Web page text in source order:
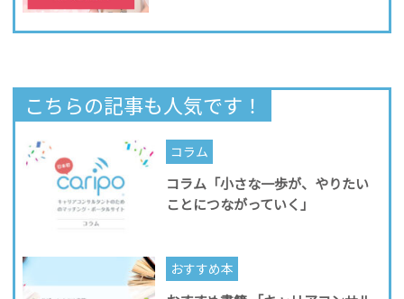
こちらの記事も人気です！
コラム
コラム「小さな一歩が、やりたい
ことにつながっていく」
おすすめ本